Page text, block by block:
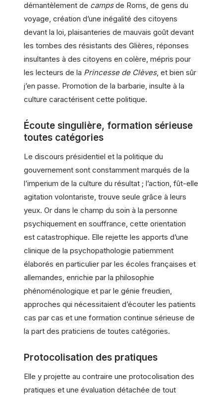
démantèlement de campsde Roms, de gens du
voyage, création d’une inégalité des citoyens
devant la loi, plaisanteries de mauvais goût devant
les tombes des résistants des Glières, réponses
insultantes à des citoyens en colère, mépris pour
les lecteurs de la Princesse de Clèves, et bien sûr
j’en passe. Promotion de la barbarie, insulte à la
culture caractérisent cette politique.
Écoute singulière, formation sérieuse
toutes catégories
Le discours présidentiel et la politique du
gouvernement sont constamment marqués de la
l’imperium de la culture du résultat ; l’action, fût-elle
agitation volontariste, trouve seule grâce à leurs
yeux. Or dans le champ du soin à la personne
psychiquement en souffrance, cette orientation
est catastrophique. Elle rejette les apports d’une
clinique de la psychopathologie patiemment
élaborés en particulier par les écoles françaises et
allemandes, enrichie par la philosophie
phénoménologique et par le génie freudien,
approches qui nécessitaient d’écouter les patients
cas par cas et une formation continue sérieuse de
la part des praticiens de toutes catégories.
Protocolisation des pratiques
Elle y projette au contraire une protocolisation des
pratiques et une évaluation détachée de tout